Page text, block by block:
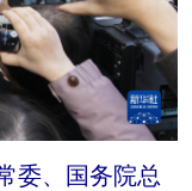
、国务院总